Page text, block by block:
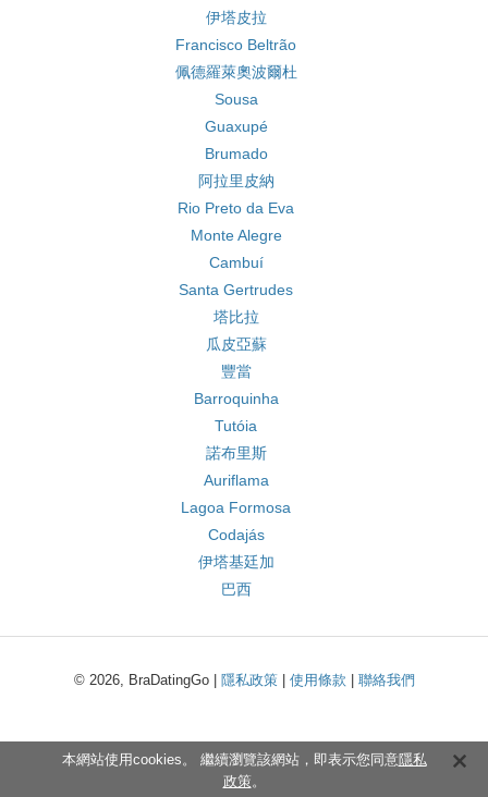
伊塔皮拉
Francisco Beltrão
佩德羅萊奧波爾杜
Sousa
Guaxupé
Brumado
阿拉里皮納
Rio Preto da Eva
Monte Alegre
Cambuí
Santa Gertrudes
塔比拉
瓜皮亞蘇
豐當
Barroquinha
Tutóia
諾布里斯
Auriflama
Lagoa Formosa
Codajás
伊塔基廷加
巴西
© 2026, BraDatingGo | 隱私政策| 使用條款 聯絡我們
本網站使用cookies。 繼續瀏覽該網站，即表示您同意隱私
政策。